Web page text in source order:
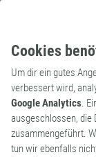
Cookies
Um dir ein gutes
verbessert wird,
Google Analytics.
ausgeschlossen, die
zusammengeführt.
tun wir ebenfalls
Substantiv